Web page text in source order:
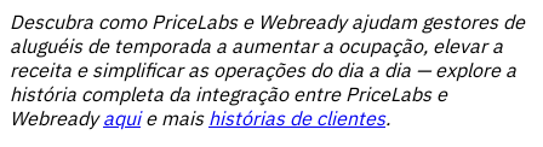
Descubra como PriceLabs e Webready ajudam gestores de
aluguéis de temporada a aumentar a ocupação, elevar a
receita e simplificar as operações do dia a dia — explore a
história completa da integração entre PriceLabs e
Webreadyaquie mais histórias de clientes.